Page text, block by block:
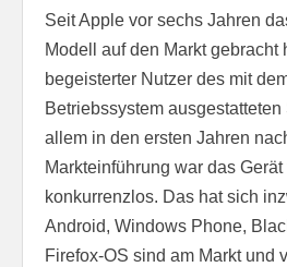
Seit Apple vor sechs Jahren
Modell auf den Markt gebracht
begeisterter Nutzer des mit
Betriebssystem
allem in den ersten Jahren
Markteinführung war das Gerät
konkurrenzlos. Das hat sich
Android, Windows Phone,
Firefox-OS sind am Markt und